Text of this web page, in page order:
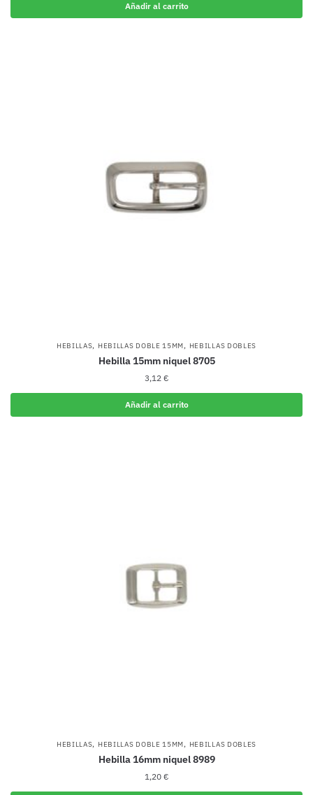
Añadir al carrito
HEBILLAS, HEBILLAS DOBLE 15MM, HEBILLAS DOBLES
Hebilla 15mm niquel 8705
3,12 €
Añadir al carrito
HEBILLAS, HEBILLAS DOBLE 15MM, HEBILLAS DOBLES
Hebilla 16mm niquel 8989
1,20 €